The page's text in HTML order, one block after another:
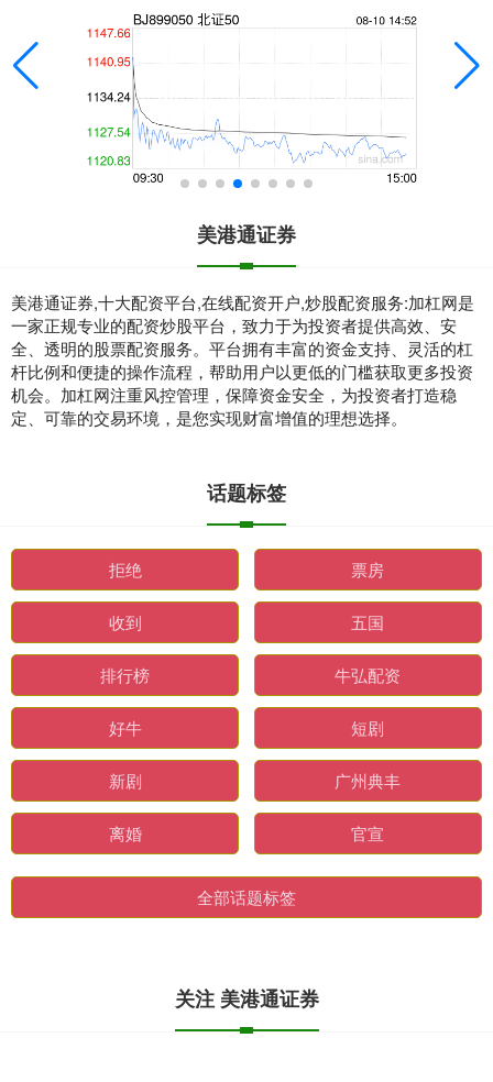
美港通证券
美港通证券,十大配资平台,在线配资开户,炒股配资服务:加杠网是
一家正规专业的配资炒股平台，致力于为投资者提供高效、安
全、透明的股票配资服务。平台拥有丰富的资金支持、灵活的杠
杆比例和便捷的操作流程，帮助用户以更低的门槛获取更多投资
机会。加杠网注重风控管理，保障资金安全，为投资者打造稳
定、可靠的交易环境，是您实现财富增值的理想选择。
话题标签
拒绝 票房
收到 五国
排行榜 牛弘配资
好牛 短剧
新剧 广州典丰
离婚 官宣
全部话题标签
关注 美港通证券